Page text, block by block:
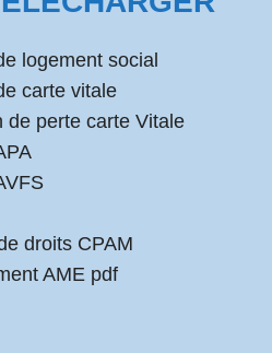
logement social
carte vitale
de perte carte Vitale
droits CPAM
AME pdf